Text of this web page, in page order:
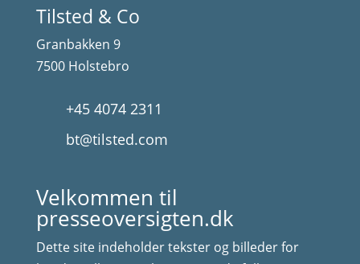
Tilsted & Co
Granbakken 9
7500 Holstebro
+45 4074 2311
bt@tilsted.com
Velkommen til
presseoversigten.dk
Dette site indeholder tekster og billeder for